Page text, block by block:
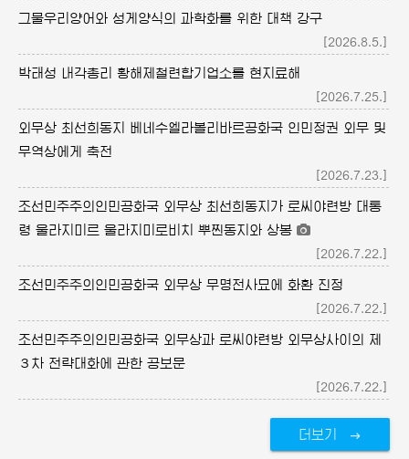
그물우리양어와 성게양식의 과학화를 위한 대책 강구
[2026.8.5.]
박태성 내각총리 황해제철련합기업소를 현지료해
[2026.7.25.]
외무상 최선희동지 베네수엘라볼리바르공화국 인민정권 외무 및
무역상에게 축전
[2026.7.23.]
조선민주주의인민공화국 외무상 최선희동지가 로씨야련방 대통
령 울라지미르 울라지미로비치 뿌찐동지와 상봉
[2026.7.22.]
조선민주주의인민공화국 외무상 무명전사묘에 화환 진정
[2026.7.22.]
조선민주주의인민공화국 외무상과 로씨야련방 외무상사이의 제
３차 전략대화에 관한 공보문
[2026.7.22.]
더보기